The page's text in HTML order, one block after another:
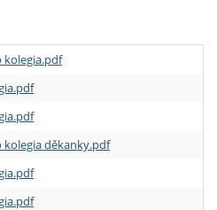
kolegia.pdf
kolegia děkanky.pdf